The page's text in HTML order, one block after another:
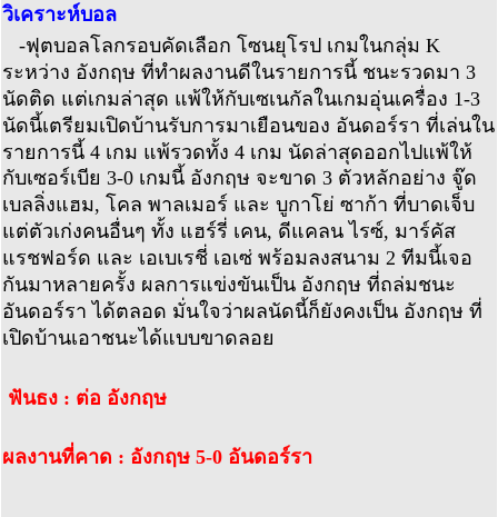
วิเคราะห์บอล
-ฟุตบอลโลกรอบคัดเลือก โซนยุโรป เกมในกลุ่ม K
ระหว่าง อังกฤษ ที่ทำผลงานดีในรายการนี้ ชนะรวดมา 3
นัดติด แต่เกมล่าสุด แพ้ให้กับเซเนกัลในเกมอุ่นเครื่อง 1-3
นัดนี้เตรียมเปิดบ้านรับการมาเยือนของ อันดอร์รา ที่เล่นใน
รายการนี้ 4 เกม แพ้รวดทั้ง 4 เกม นัดล่าสุดออกไปแพ้ให้
กับเซอร์เบีย 3-0 เกมนี้ อังกฤษ จะขาด 3 ตัวหลักอย่าง จู๊ด
เบลลิ่งแฮม, โคล พาลเมอร์ และ บูกาโย่ ซาก้า ที่บาดเจ็บ
แต่ตัวเก่งคนอื่นๆ ทั้ง แฮร์รี่ เคน, ดีแคลน ไรซ์, มาร์คัส
แรชฟอร์ด และ เอเบเรชี่ เอเซ่ พร้อมลงสนาม 2 ทีมนี้เจอ
กันมาหลายครั้ง ผลการแข่งขันเป็น อังกฤษ ที่ถล่มชนะ
อันดอร์รา ได้ตลอด มั่นใจว่าผลนัดนี้ก็ยังคงเป็น อังกฤษ ที่
เปิดบ้านเอาชนะได้แบบขาดลอย
ฟันธง : ต่อ อังกฤษ
ผลงานที่คาด : อังกฤษ 5-0 อันดอร์รา